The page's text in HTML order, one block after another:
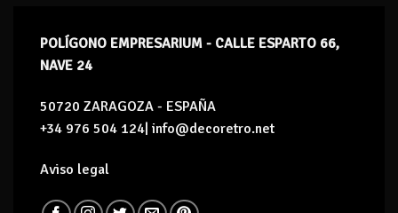
POLÍGONO EMPRESARIUM - CALLE ESPARTO 66,
NAVE 24
50720 ZARAGOZA - ESPAÑA
+34 976 504 124| info@decoretro.net
Aviso legal